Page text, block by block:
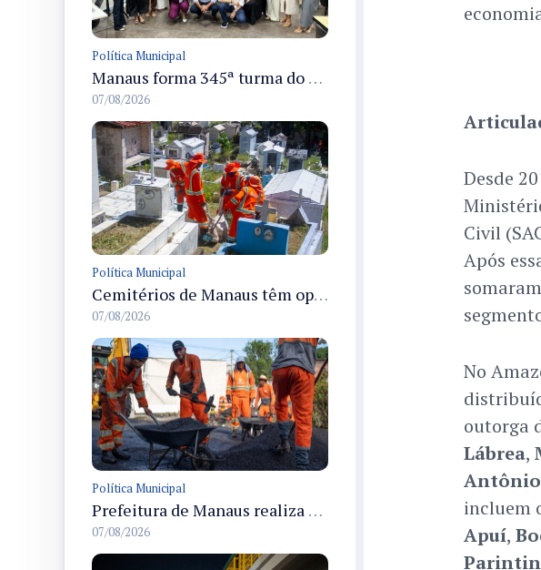
Política Municipal
Manaus forma 345ª turma do Empretec e amplia qualificação de empreendedores na cidade
07/08/2026
Política Municipal
Cemitérios de Manaus têm operação concluída e estrutura pronta para receber famílias no Dia dos Pais
07/08/2026
Política Municipal
Prefeitura de Manaus realiza recuperação asfáltica na rua Canário do Campo e amplia mobilidade na zona Norte
07/08/2026
Desde
Civil
Após
No
outorga
Lábrea,
incluem
Apuí,